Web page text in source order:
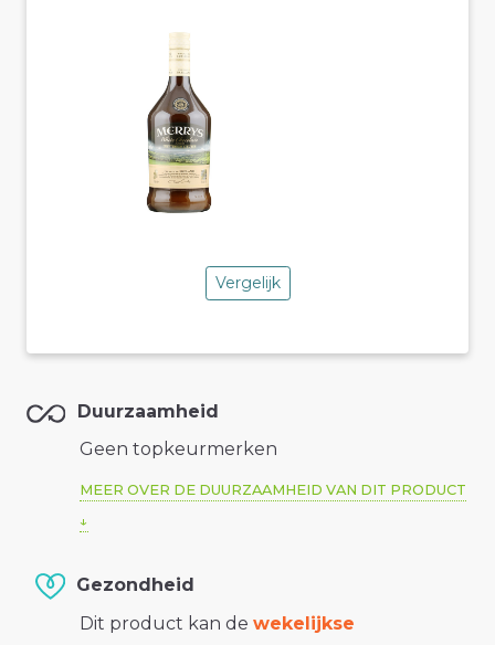
Vergelijk
Duurzaamheid
Geen topkeurmerken
MEER OVER DE DUURZAAMHEID VAN DIT PRODUCT
Gezondheid
Dit product kan de wekelijkse